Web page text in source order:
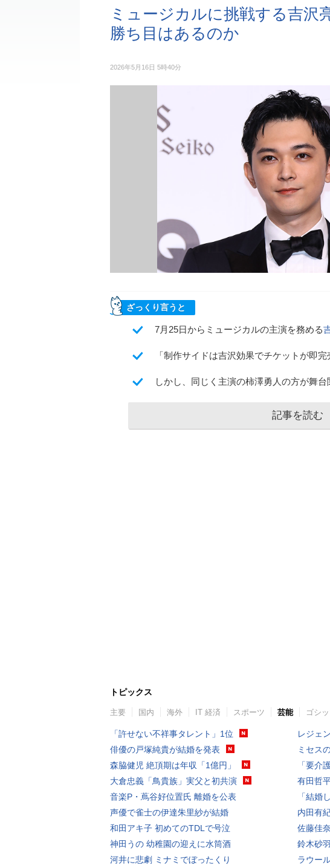
ミュージカルに挑戦する吉沢
勝ち目はあるのか
2026年5月16日 5時40分
ざっくり言うと
7月25日からミュージカルの主演を務める
「制作サイドは吉沢効果でチケットが即
しかし、同じく主演の柿澤勇人の方が舞
記事を読む
トピックス
主要 国内 海外 IT 経済 スポーツ 芸能 ゴシ
「許せない不祥事タレント」1位
俳優の戸塚純貴が結婚を発表
森脇健児 絶頂期は年収「1億円」
大倉忠義「鳥貴族」実父と初共演
音楽P・蔦谷好位置氏 離婚を公表
声優で雀士の伊達朱里紗が結婚
和田アキ子 初めてのTDLで号泣
神田うの 幼稚園の迎えに水筒酒
河井に悲劇 ミナミでぼったくり
レジェ
ミセス
「要介
有田哲
「結婚
内田有
佐藤佳
鈴木砂
ラウー